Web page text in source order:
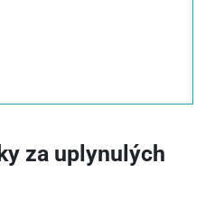
za uplynulých